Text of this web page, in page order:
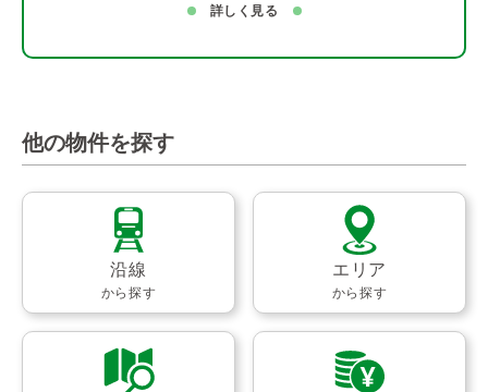
詳しく見る
他の物件を探す
沿線
から探す
エリア
から探す